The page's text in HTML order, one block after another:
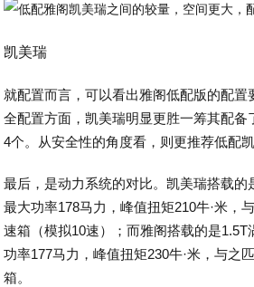
凯美瑞
就配置而言，可以看出雅阁低配版的配置
全配置方面，凯美瑞明显更胜一筹其配备
4个。从安全性的角度看，则更推荐低配凯
最后，是动力系统的对比。凯美瑞搭载的
最大功率178马力，峰值扭矩210牛·米，
速箱（模拟10速）；而雅阁搭载的是
功率177马力，峰值扭矩230牛·米，与之
箱。